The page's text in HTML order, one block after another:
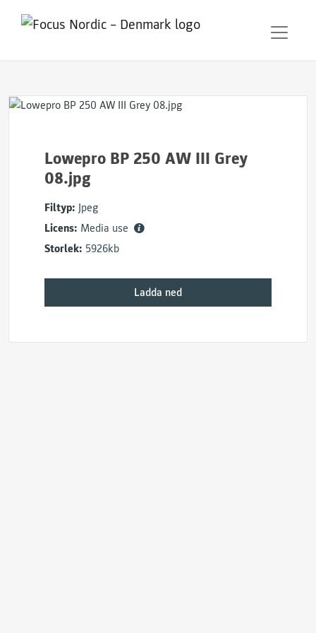
Lowepro BP 250 AW III Grey
08.jpg
Filtyp: Jpeg
Licens: Media use
Storlek: 5926kb
Ladda ned